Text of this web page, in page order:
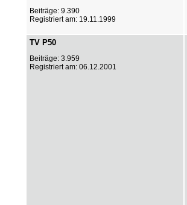
Beiträge: 9.390
Registriert am: 19.11.1999
TV P50
Beiträge: 3.959
Registriert am: 06.12.2001